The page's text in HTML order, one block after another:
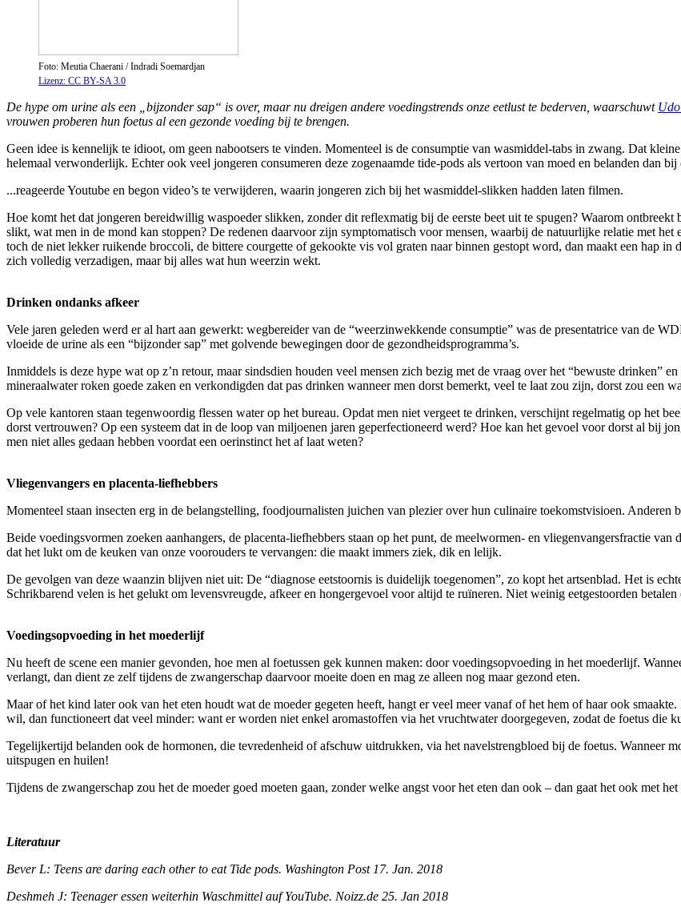
Foto: Meutia Chaerani / Indradi Soemardjan
Lizenz: CC BY-SA 3.0
De hype om urine als een „bijzonder sap“ is over, maar nu dreigen andere voedingstrends onze eetlust te bederven, waarschuwt
vrouwen proberen hun foetus al een gezonde voeding bij te brengen.
Geen idee is kennelijk te idioot, om geen nabootsers te vinden. Momenteel is de consumptie van wasmiddel-tabs in zwang. Dat
helemaal verwonderlijk. Echter ook veel jongeren consumeren deze zogenaamde tide-pods als vertoon van moed en belanden dan
...reageerde Youtube en begon video’s te verwijderen, waarin jongeren zich bij het wasmiddel-slikken hadden laten filmen.
Hoe komt het dat jongeren bereidwillig waspoeder slikken, zonder dit reflexmatig bij de eerste beet uit te spugen? Waarom
slikt, wat men in de mond kan stoppen? De redenen daarvoor zijn symptomatisch voor mensen, waarbij de natuurlijke relatie met
toch de niet lekker ruikende broccoli, de bittere courgette of gekookte vis vol graten naar binnen gestopt word, dan maakt een hap
zich volledig verzadigen, maar bij alles wat hun weerzin wekt.
Drinken ondanks afkeer
Vele jaren geleden werd er al hart aan gewerkt: wegbereider van de “weerzinwekkende consumptie” was de presentatrice van de
vloeide de urine als een “bijzonder sap” met golvende bewegingen door de gezondheidsprogramma’s.
Inmiddels is deze hype wat op z’n retour, maar sindsdien houden veel mensen zich bezig met de vraag over het “bewuste drinken”
mineraalwater roken goede zaken en verkondigden dat pas drinken wanneer men dorst bemerkt, veel te laat zou zijn, dorst zou een
Op vele kantoren staan tegenwoordig flessen water op het bureau. Opdat men niet vergeet te drinken, verschijnt regelmatig op het
dorst vertrouwen? Op een systeem dat in de loop van miljoenen jaren geperfectioneerd werd? Hoe kan het gevoel voor dorst al bij
men niet alles gedaan hebben voordat een oerinstinct het af laat weten?
Vliegenvangers en placenta-liefhebbers
Momenteel staan insecten erg in de belangstelling, foodjournalisten juichen van plezier over hun culinaire toekomstvisioen. Anderen
Beide voedingsvormen zoeken aanhangers, de placenta-liefhebbers staan op het punt, de meelwormen- en vliegenvangersfractie
dat het lukt om de keuken van onze voorouders te vervangen: die maakt immers ziek, dik en lelijk.
De gevolgen van deze waanzin blijven niet uit: De “diagnose eetstoornis is duidelijk toegenomen”, zo kopt het artsenblad. Het is
Schrikbarend velen is het gelukt om levensvreugde, afkeer en hongergevoel voor altijd te ruïneren. Niet weinig eetgestoorden
Voedingsopvoeding in het moederlijf
Nu heeft de scene een manier gevonden, hoe men al foetussen gek kunnen maken: door voedingsopvoeding in het moederlijf.
verlangt, dan dient ze zelf tijdens de zwangerschap daarvoor moeite doen en mag ze alleen nog maar gezond eten.
Maar of het kind later ook van het eten houdt wat de moeder gegeten heeft, hangt er veel meer vanaf of het hem of haar ook
wil, dan functioneert dat veel minder: want er worden niet enkel aromastoffen via het vruchtwater doorgegeven, zodat de foetus die
Tegelijkertijd belanden ook de hormonen, die tevredenheid of afschuw uitdrukken, via het navelstrengbloed bij de foetus. Wanneer
uitspugen en huilen!
Tijdens de zwangerschap zou het de moeder goed moeten gaan, zonder welke angst voor het eten dan ook – dan gaat het ook met
Literatuur
Bever L: Teens are daring each other to eat Tide pods. Washington Post 17. Jan. 2018
Deshmeh J: Teenager essen weiterhin Waschmittel auf YouTube. Noizz.de 25. Jan 2018